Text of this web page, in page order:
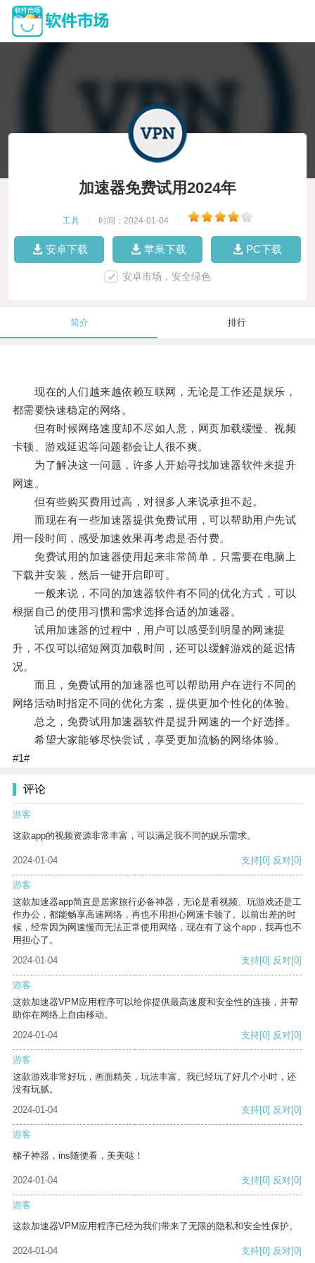
加速器免费试用2024年
工具 时间：2024-01-04
安卓下载 苹果下载 PC下载
安卓市场，安全绿色
简介 排行
现在的人们越来越依赖互联网，无论是工作还是娱乐，
都需要快速稳定的网络。
但有时候网络速度却不尽如人意，网页加载缓慢、视频
卡顿、游戏延迟等问题都会让人很不爽。
为了解决这一问题，许多人开始寻找加速器软件来提升
网速。
但有些购买费用过高，对很多人来说承担不起。
而现在有一些加速器提供免费试用，可以帮助用户先试
用一段时间，感受加速效果再考虑是否付费。
免费试用的加速器使用起来非常简单，只需要在电脑上
下载并安装，然后一键开启即可。
一般来说，不同的加速器软件有不同的优化方式，可以
根据自己的使用习惯和需求选择合适的加速器。
试用加速器的过程中，用户可以感受到明显的网速提
升，不仅可以缩短网页加载时间，还可以缓解游戏的延迟情
况。
而且，免费试用的加速器也可以帮助用户在进行不同的
网络活动时指定不同的优化方案，提供更加个性化的体验。
总之，免费试用加速器软件是提升网速的一个好选择。
希望大家能够尽快尝试，享受更加流畅的网络体验。
#1#
评论
游客
这款app的视频资源非常丰富，可以满足我不同的娱乐需求。
2024-01-04 支持[0] 反对[0]
游客
这款加速器app简直是居家旅行必备神器，无论是看视频、玩游戏还是工
作办公，都能畅享高速网络，再也不用担心网速卡顿了。以前出差的时
候，经常因为网速慢而无法正常使用网络，现在有了这个app，我再也不
用担心了。
2024-01-04
支持[0] 反对[0]
游客
这款加速器VPM应用程序可以给你提供最高速度和安全性的连接，并帮
助你在网络上自由移动。
2024-01-04
支持[0] 反对[0]
游客
这款游戏非常好玩，画面精美，玩法丰富。我已经玩了好几个小时，还
没有玩腻。
2024-01-04
支持[0] 反对[0]
游客
梯子神器，ins随便看，美美哒！
2024-01-04 支持[0] 反对[0]
游客
这款加速器VPM应用程序已经为我们带来了无限的隐私和安全性保护。
2024-01-04 支持[0] 反对[0]